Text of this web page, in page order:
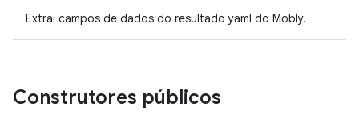
Extrai campos de dados do resultado yaml do Mobly.
Construtores públicos